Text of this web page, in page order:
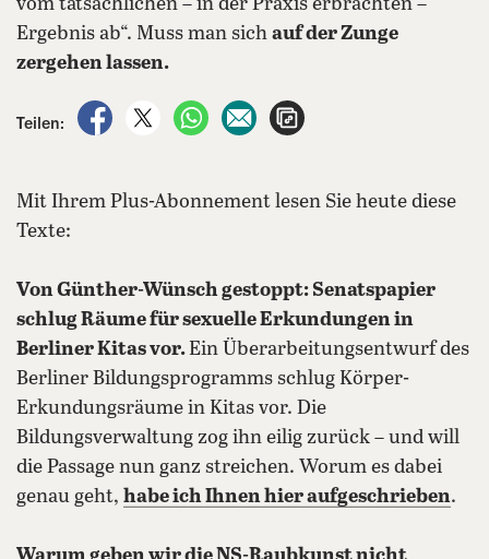
vom tatsächlichen – in der Praxis erbrachten –
Ergebnis ab“. Muss man sich auf der Zunge
zergehen lassen.
Teilen:
auf Facebook teilen
auf X teilenper WhatsApp teilen
per E-Mail teilen
Mit Ihrem Plus-Abonnement lesen Sie heute diese
Texte:
Von Günther-Wünsch gestoppt: Senatspapier
schlug Räume für sexuelle Erkundungen in
Berliner Kitas vor.Ein Überarbeitungsentwurf des
Berliner Bildungsprogramms schlug Körper-
Erkundungsräume in Kitas vor. Die
Bildungsverwaltung zog ihn eilig zurück – und will
die Passage nun ganz streichen. Worum es dabei
genau geht, habe ich Ihnen hier aufgeschrieben.